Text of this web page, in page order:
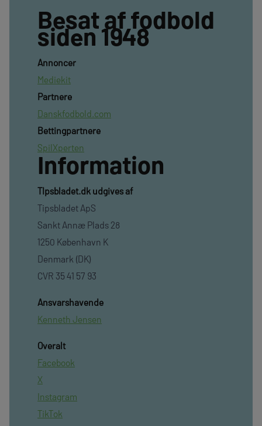
Besat af fodbold
siden 1948
Annoncer
Mediekit
Partnere
Danskfodbold.com
Bettingpartnere
SpilXperten
Information
TIpsbladet.dk udgives af
Tipsbladet ApS
Sankt Annæ Plads 28
1250 København K
Denmark (DK)
CVR 35 41 57 93
Ansvarshavende
Kenneth Jensen
Overalt
Facebook
X
Instagram
TikTok